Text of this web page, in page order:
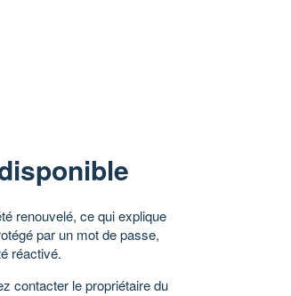
renouvelé, ce qui explique
par un mot de passe,
réactivé.
contacter le propriétaire du